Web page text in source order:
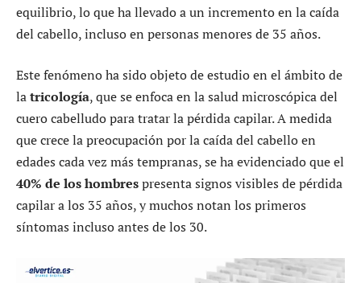
equilibrio, lo que ha llevado a un incremento en la caída
del cabello, incluso en personas menores de 35 años.
Este fenómeno ha sido objeto de estudio en el ámbito de
latricología, que se enfoca en la salud microscópica del
cuero cabelludo para tratar la pérdida capilar. A medida
que crece la preocupación por la caída del cabello en
edades cada vez más tempranas, se ha evidenciado que el
40% de los hombrespresenta signos visibles de pérdida
capilar a los 35 años, y muchos notan los primeros
síntomas incluso antes de los 30.